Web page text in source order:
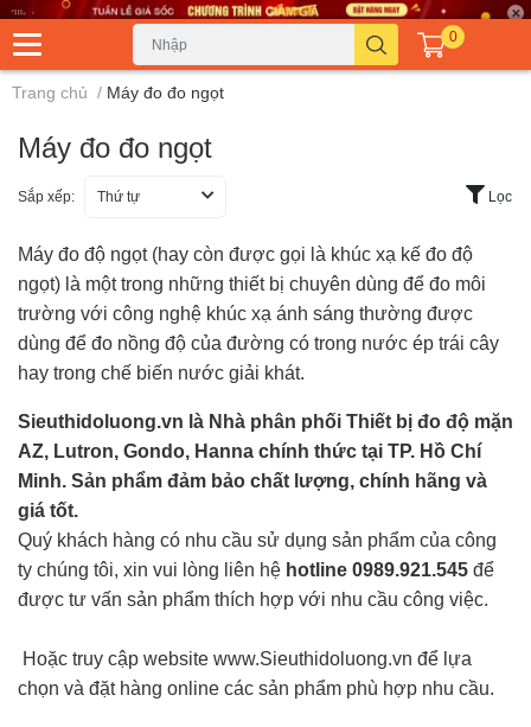
0
Trang chủ / Máy đo đo ngọt
Máy đo đo ngọt
Sắp xếp: Thứ tự Lọc
Máy đo độ ngọt (hay còn được gọi là khúc xạ kế đo độ
ngọt) là một trong những thiết bị chuyên dùng để đo môi
trường với công nghệ khúc xạ ánh sáng thường được
dùng để đo nồng độ của đường có trong nước ép trái cây
hay trong chế biến nước giải khát.
Sieuthidoluong.vn là Nhà phân phối Thiết bị đo độ mặn
AZ, Lutron, Gondo, Hanna chính thức tại TP. Hồ Chí
Minh. Sản phẩm đảm bảo chất lượng, chính hãng và
giá tốt.
Quý khách hàng có nhu cầu sử dụng sản phẩm của công
ty chúng tôi, xin vui lòng liên hệ hotline 0989.921.545 để
được tư vấn sản phẩm thích hợp với nhu cầu công việc.
Hoặc truy cập website www.Sieuthidoluong.vn để lựa
chọn và đặt hàng online các sản phẩm phù hợp nhu cầu.